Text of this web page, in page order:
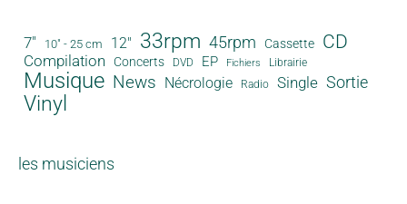
7" 10" - 25 cm 12" 33rpm 45rpm Cassette CD
Compilation Concerts DVD EP Fichiers Librairie
Musique News Nécrologie Radio Single Sortie
Vinyl
les musiciens